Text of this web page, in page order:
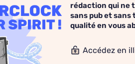
rédaction qui ne
sans pub et
qualité en vous
Accédez en